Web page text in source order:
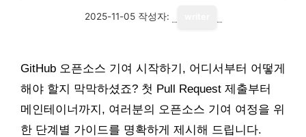
2025-11-05 작성자:
GitHub 오픈소스 기여 시작하기, 어디서부터 어떻게
해야 할지 막막하셨죠? 첫 Pull Request 제출부터
메인테이너까지, 여러분의 오픈소스 기여 여정을 위
한 단계별 가이드를 명확하게 제시해 드립니다.